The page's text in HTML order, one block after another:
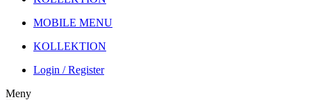
MOBILE MENU
KOLLEKTION
Login / Register
Meny